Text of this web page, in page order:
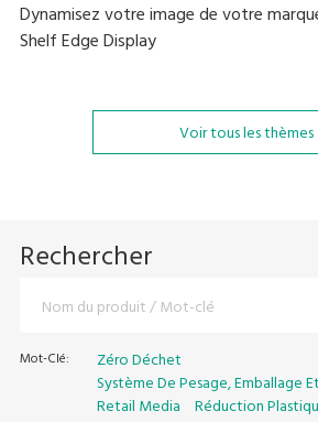
Dynamisez votre image de votre
Shelf Edge Display
Voir tous les thèmes
Rechercher
Mot-Clé:
Zéro Déchet
Système De Pesage, Emballage
Retail Media
Réduction